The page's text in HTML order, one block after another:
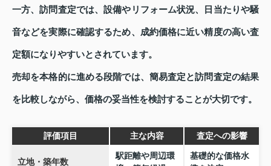
一方、訪問査定では、設備やリフォーム状況、日当たりや騒
音などを実際に確認するため、成約価格に近い精度の高い査
定額になりやすいとされています。
売却を本格的に進める段階では、簡易査定と訪問査定の結果
を比較しながら、価格の妥当性を検討することが大切です。
評価項目 主な内容 査定への影響
立地・築年数
駅距離や周辺環
基礎的な価格水